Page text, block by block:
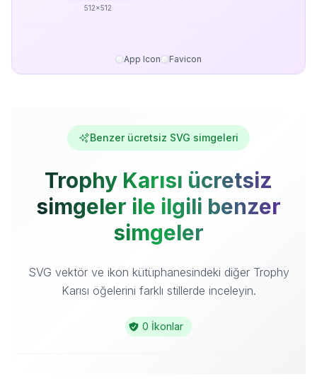
512x512
App Icon Favicon
Benzer ücretsiz SVG simgeleri
Trophy Karısı ücretsiz
simgeler ile ilgili benzer
simgeler
SVG vektör ve ikon kütüphanesindeki diğer Trophy
Karısı öğelerini farklı stillerde inceleyin.
0 İkonlar